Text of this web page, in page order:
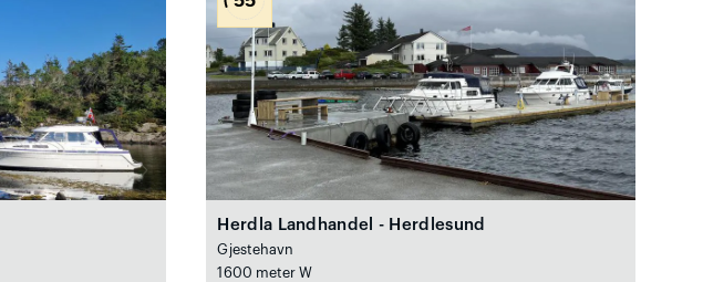
Herdla Landhandel - Herdlesund
Gjestehavn
1600 meter W